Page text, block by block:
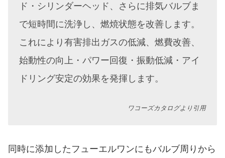
ド・シリンダーヘッド、さらに排気バルブま
で短時間に洗浄し、燃焼状態を改善します。
これにより有害排出ガスの低減、燃費改善、
始動性の向上・パワー回復・振動低減・アイ
ドリング安定の効果を発揮します。
ワコーズカタログより引用
同時に添加したフューエルワンにもバルブ周りから